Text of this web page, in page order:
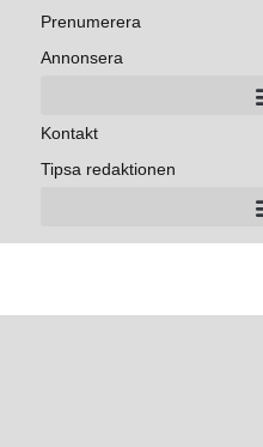
Prenumerera
Annonsera
Kontakt
Tipsa redaktionen